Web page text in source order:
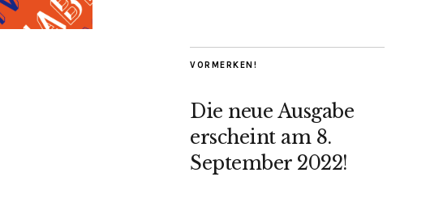
VORMERKEN!
Die neue Ausgabe
erscheint am 8.
September 2022!